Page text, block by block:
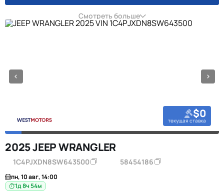
Смотреть больше
$0
текущая ставка
2025 JEEP WRANGLER
1C4PJXDN8SW643500 58454186
пн, 10 авг, 14:00
1д 8ч 54м